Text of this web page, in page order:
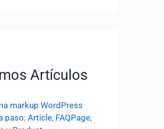
Artículos
markup WordPress
paso: Article, FAQPage,